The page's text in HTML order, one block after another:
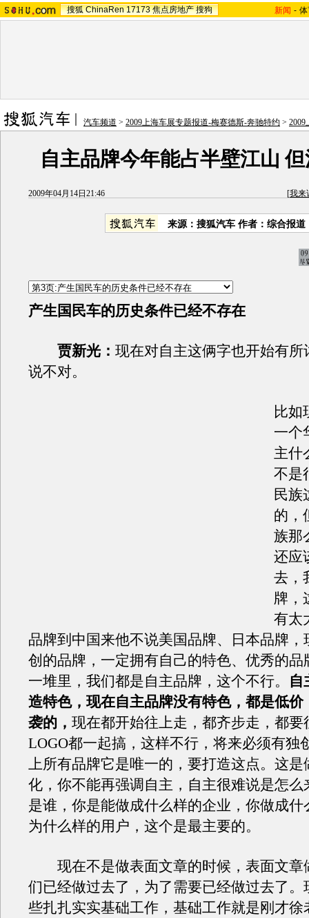
搜狐 ChinaRen 17173 焦点房地产 搜狗 新闻 -
汽车频道 > 2009上海车展专题报道-梅赛德斯-奔驰特约 > 2009
自主品牌今年能占半壁江山
2009年04月14日21:46 [我来
来源： 搜狐汽车 作者：综合报道
产生国民车的历史条件已经不存在
贾新光： 现在对自主这俩字也开始有所
说不对。
比如
一个
主什
不是
民族
的，
族那
还应
去，
牌，
有太
品牌到中国来他不说美国品牌、日本品牌，
创的品牌，一定拥有自己的特色、优秀的品
一堆里，我们都是自主品牌，这个不行。 自
造特色，现在自主品牌没有特色，都是低价
袭的， 现在都开始往上走，都齐步走，都要
LOGO都一起搞，这样不行，将来必须有独
上所有品牌它是唯一的，要打造这点。这是
化，你不能再强调自主，自主很难说是怎么
是谁，你是能做成什么样的企业，你做成什
为什么样的用户，这个是最主要的。
现在不是做表面文章的时候，表面文章
们已经做过去了，为了需要已经做过去了。
些扎扎实实基础工作，基础工作就是刚才徐